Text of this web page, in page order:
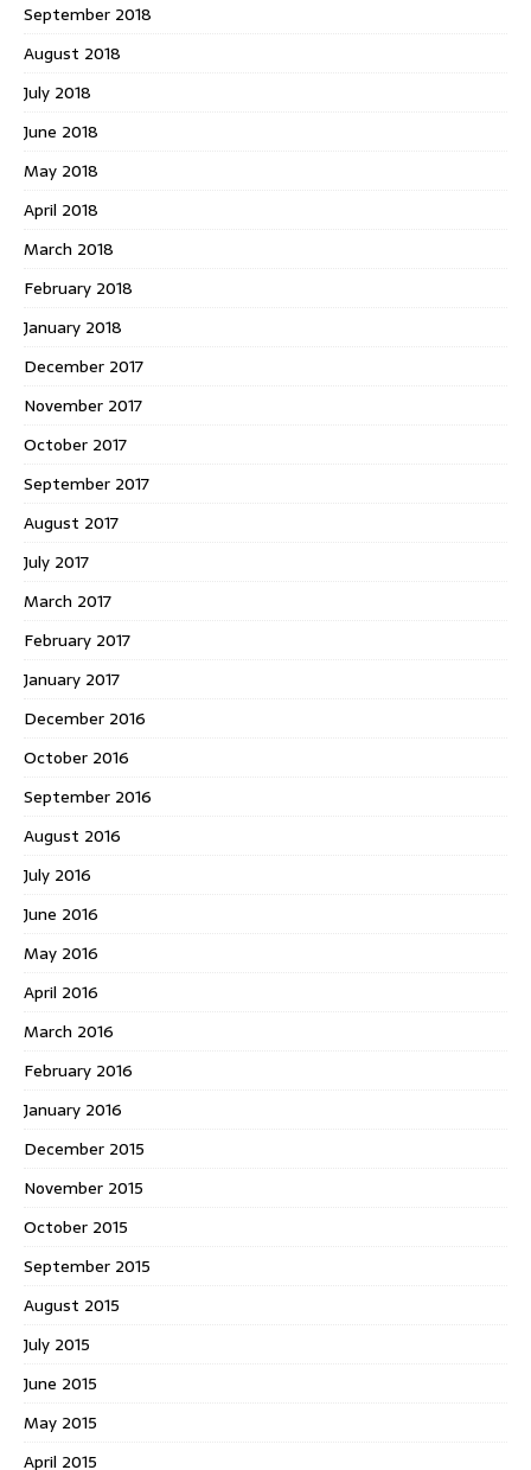
September 2018
August 2018
July 2018
June 2018
May 2018
April 2018
March 2018
February 2018
January 2018
December 2017
November 2017
October 2017
September 2017
August 2017
July 2017
March 2017
February 2017
January 2017
December 2016
October 2016
September 2016
August 2016
July 2016
June 2016
May 2016
April 2016
March 2016
February 2016
January 2016
December 2015
November 2015
October 2015
September 2015
August 2015
July 2015
June 2015
May 2015
April 2015